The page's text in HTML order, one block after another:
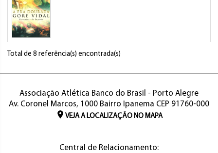
Total de 8 referência(s) encontrada(s)
Associação Atlética Banco do Brasil - Porto Alegre
Av. Coronel Marcos, 1000 Bairro Ipanema CEP 91760-000
VEJA A LOCALIZAÇÃO NO MAPA
Central de Relacionamento: